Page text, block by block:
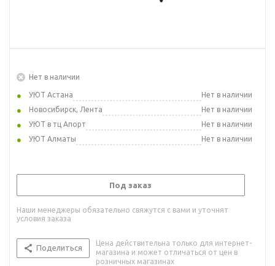
Нет в наличии
УЮТ Астана
Нет в наличии
Новосибирск, Лента
Нет в наличии
УЮТ в тц Апорт
Нет в наличии
УЮТ Алматы
Нет в наличии
Под заказ
Наши менеджеры обязательно свяжутся с вами и уточнят
условия заказа
Поделиться
Цена действительна только для интернет-
магазина и может отличаться от цен в
розничных магазинах